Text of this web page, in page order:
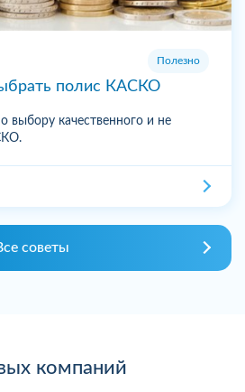
Полезно
полис КАСКО
выбору качественного и не
советы
компаний